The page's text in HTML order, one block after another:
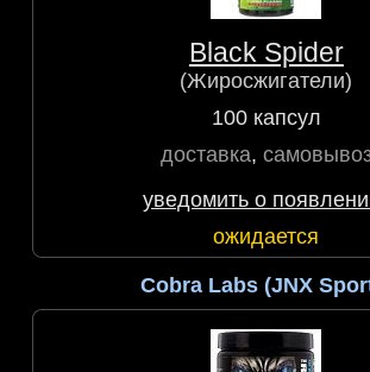
Black Spider
(Жиросжигатели)
100 капсул
доставка,
уведомить о
ожидается
Cobra Labs (JNX